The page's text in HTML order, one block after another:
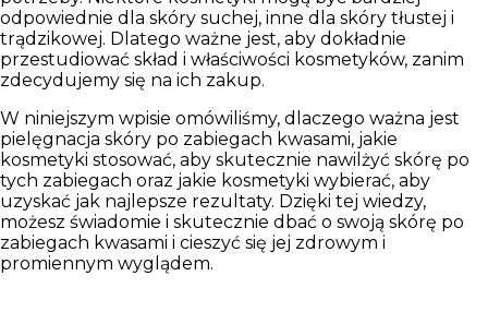
odpowiednie dla skóry suchej, inne dla skóry tłustej i
trądzikowej. Dlatego ważne jest, aby dokładnie
przestudiować skład i właściwości kosmetyków, zanim
zdecydujemy się na ich zakup.
W niniejszym wpisie omówiliśmy, dlaczego ważna jest
pielęgnacja skóry po zabiegach kwasami, jakie
kosmetyki stosować, aby skutecznie nawilżyć skórę po
tych zabiegach oraz jakie kosmetyki wybierać, aby
uzyskać jak najlepsze rezultaty. Dzięki tej wiedzy,
możesz świadomie i skutecznie dbać o swoją skórę po
zabiegach kwasami i cieszyć się jej zdrowym i
promiennym wyglądem.